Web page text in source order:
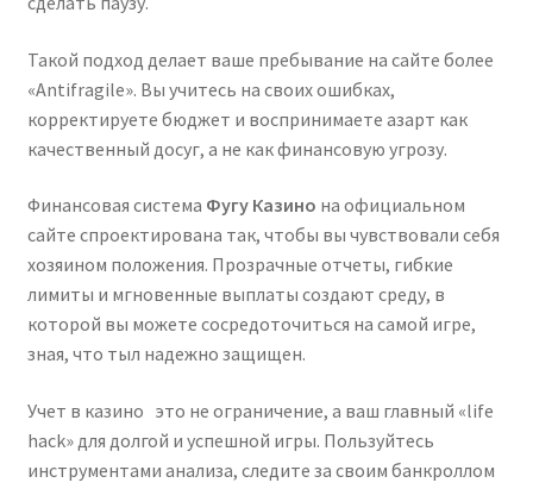
Такой подход делает ваше пребывание на сайте более
«Antifragile». Вы учитесь на своих ошибках,
корректируете бюджет и воспринимаете азарт как
качественный досуг, а не как финансовую угрозу.
Финансовая система Фугу Казино на официальном
сайте спроектирована так, чтобы вы чувствовали себя
хозяином положения. Прозрачные отчеты, гибкие
лимиты и мгновенные выплаты создают среду, в
которой вы можете сосредоточиться на самой игре,
зная, что тыл надежно защищен.
Учет в казино это не ограничение, а ваш главный «life
hack» для долгой и успешной игры. Пользуйтесь
инструментами анализа, следите за своим банкроллом